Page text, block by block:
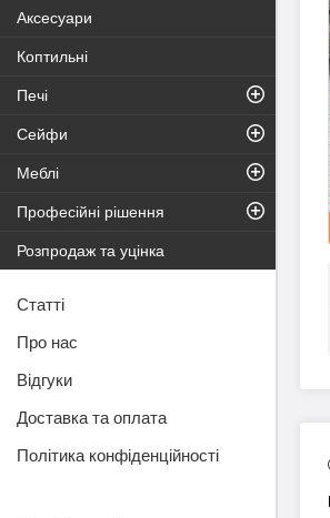
Аксесуари
Коптильні
Печі
Сейфи
Меблі
Професійні рішення
Розпродаж та уцінка
Статті
Про нас
Відгуки
Доставка та оплата
Політика конфіденційності